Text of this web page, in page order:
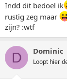
Indd dit bedoel ik
rustig zeg maar
zijn? :wtf
D Dominic
Loopt hier